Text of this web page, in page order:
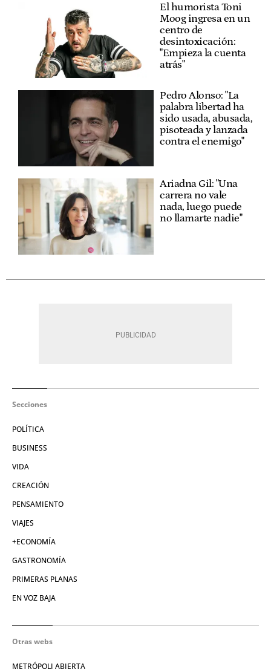
El humorista Toni
Moog ingresa en un
centro de
desintoxicación:
"Empieza la cuenta
atrás"
Pedro Alonso: "La
palabra libertad ha
sido usada, abusada,
pisoteada y lanzada
contra el enemigo"
Ariadna Gil: "Una
carrera no vale
nada, luego puede
no llamarte nadie"
Secciones
POLÍTICA
BUSINESS
VIDA
CREACIÓN
PENSAMIENTO
VIAJES
+ECONOMÍA
GASTRONOMÍA
PRIMERAS PLANAS
EN VOZ BAJA
Otras webs
METRÓPOLI ABIERTA